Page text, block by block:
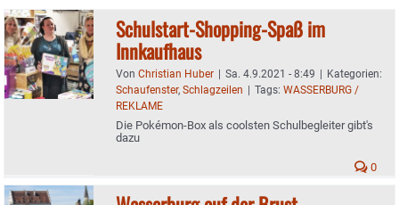
Schulstart-Shopping-Spaß im
Innkaufhaus
Von Christian Huber | Sa. 4.9.2021 - 8:49 | Kategorien:
Schaufenster, Schlagzeilen | Tags: WASSERBURG /
REKLAME
Die Pokémon-Box als coolsten Schulbegleiter gibt's
dazu
0